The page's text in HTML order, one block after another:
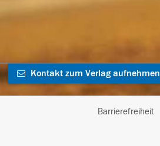
Kontakt zum Verlag aufnehmen
Barrierefreiheit